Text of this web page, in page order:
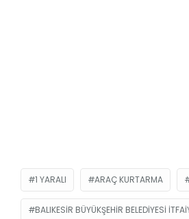
1 YARALI ARAÇ KURTARMA
BALIKESIR BÜYÜKŞEHIR BELEDIYESI